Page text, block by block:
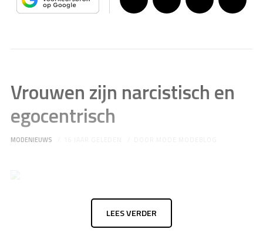
Vrouwen zijn narcistisch en
egocentrisch
MODENIEUWS
LEES VERDER